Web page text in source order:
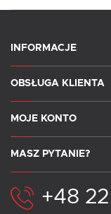
INFORMACJE
OBSŁUGA KLIENTA
MOJE KONTO
MASZ PYTANIE?
+48